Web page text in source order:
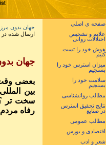
صفحه ي اصلي
علایم و تشخیص
اختلالات روانی
هوش خود را تست
کنیم
میزان استرس خود را
بسنجیم
سلامت خود را
بسنجیم
مطالب روانشناسی
نتایج تحقیق استرس
در صنایع
مطالب عمومی
اقتصادی و بورس
شعر و ادب
جهان بدون
ارسال شده در ۱۹ / ۱ / ۱۳۸۷ در ساعت ۱۱ و ۲۱ دقيقه
جهان
بعضی وقت
بین
سخت تر ؟
رفاه مردم